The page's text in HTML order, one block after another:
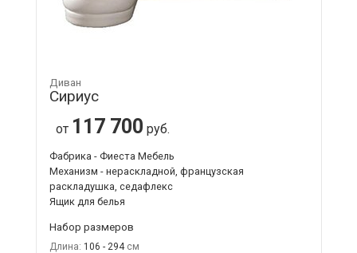
Диван
Сириус
от 117 700 руб.
Фабрика - Фиеста Мебель
Механизм - нераскладной, французская
раскладушка, седафлекс
Ящик для белья
Набор размеров
Длина: 106 - 294